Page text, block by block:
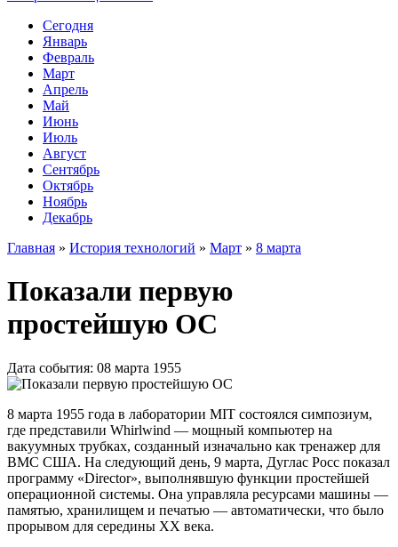
Сегодня
Январь
Февраль
Март
Апрель
Май
Июнь
Июль
Август
Сентябрь
Октябрь
Ноябрь
Декабрь
Главная » История технологий » Март » 8 марта
Показали первую
простейшую ОС
Дата события: 08 марта 1955
8 марта 1955 года в лаборатории MIT состоялся симпозиум,
где представили Whirlwind — мощный компьютер на
вакуумных трубках, созданный изначально как тренажер для
ВМС США. На следующий день, 9 марта, Дуглас Росс показал
программу «Director», выполнявшую функции простейшей
операционной системы. Она управляла ресурсами машины —
памятью, хранилищем и печатью — автоматически, что было
прорывом для середины XX века.